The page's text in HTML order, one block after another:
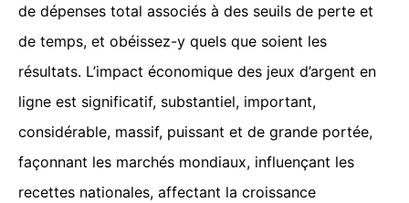
de dépenses total associés à des seuils de perte et
de temps, et obéissez-y quels que soient les
résultats. L’impact économique des jeux d’argent en
ligne est significatif, substantiel, important,
considérable, massif, puissant et de grande portée,
façonnant les marchés mondiaux, influençant les
recettes nationales, affectant la croissance